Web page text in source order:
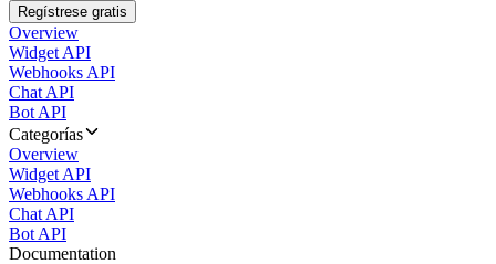
Regístrese gratis
Overview
Widget API
Webhooks API
Chat API
Bot API
Categorías
Overview
Widget API
Webhooks API
Chat API
Bot API
Documentation